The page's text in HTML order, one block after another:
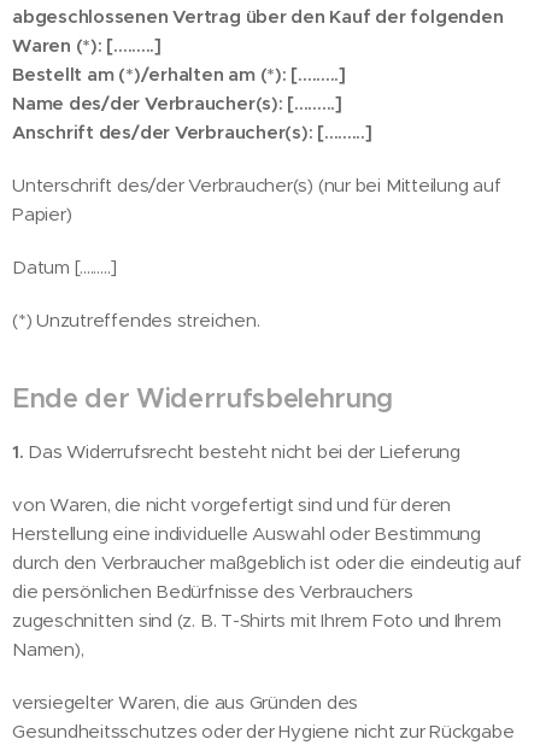
abgeschlossenen Vertrag über den Kauf der folgenden
Waren (*): [.........]
Bestellt am (*)/erhalten am (*): [.........]
Name des/der Verbraucher(s): [.........]
Anschrift des/der Verbraucher(s): [.........]
Unterschrift des/der Verbraucher(s) (nur bei Mitteilung auf
Papier)
Datum [.........]
(*) Unzutreffendes streichen.
Ende der Widerrufsbelehrung
1. Das Widerrufsrecht besteht nicht bei der Lieferung
von Waren, die nicht vorgefertigt sind und für deren
Herstellung eine individuelle Auswahl oder Bestimmung
durch den Verbraucher maßgeblich ist oder die eindeutig auf
die persönlichen Bedürfnisse des Verbrauchers
zugeschnitten sind (z. B. T-Shirts mit Ihrem Foto und Ihrem
Namen),
versiegelter Waren, die aus Gründen des
Gesundheitsschutzes oder der Hygiene nicht zur Rückgabe